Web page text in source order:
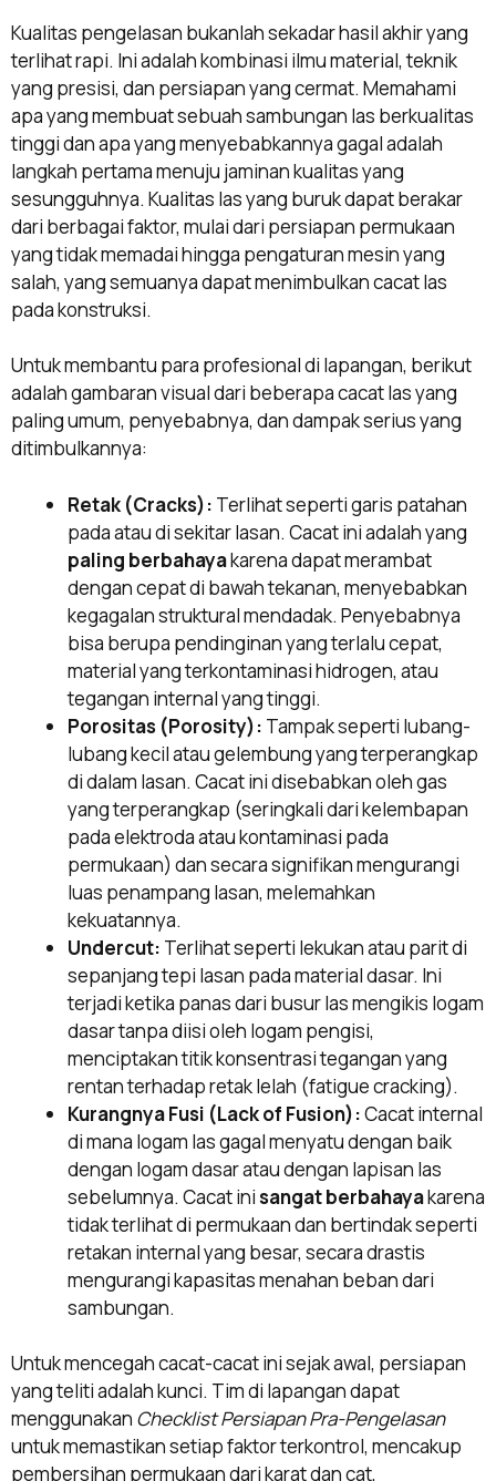
Kualitas pengelasan bukanlah sekadar hasil akhir yang
terlihat rapi. Ini adalah kombinasi ilmu material, teknik
yang presisi, dan persiapan yang cermat. Memahami
apa yang membuat sebuah sambungan las berkualitas
tinggi dan apa yang menyebabkannya gagal adalah
langkah pertama menuju jaminan kualitas yang
sesungguhnya. Kualitas las yang buruk dapat berakar
dari berbagai faktor, mulai dari persiapan permukaan
yang tidak memadai hingga pengaturan mesin yang
salah, yang semuanya dapat menimbulkan cacat las
pada konstruksi.
Untuk membantu para profesional di lapangan, berikut
adalah gambaran visual dari beberapa cacat las yang
paling umum, penyebabnya, dan dampak serius yang
ditimbulkannya:
Retak (Cracks): Terlihat seperti garis patahan
pada atau di sekitar lasan. Cacat ini adalah yang
paling berbahayakarena dapat merambat
dengan cepat di bawah tekanan, menyebabkan
kegagalan struktural mendadak. Penyebabnya
bisa berupa pendinginan yang terlalu cepat,
material yang terkontaminasi hidrogen, atau
tegangan internal yang tinggi.
Porositas (Porosity): Tampak seperti lubang-
lubang kecil atau gelembung yang terperangkap
di dalam lasan. Cacat ini disebabkan oleh gas
yang terperangkap (seringkali dari kelembapan
pada elektroda atau kontaminasi pada
permukaan) dan secara signifikan mengurangi
luas penampang lasan, melemahkan
kekuatannya.
Undercut: Terlihat seperti lekukan atau parit di
sepanjang tepi lasan pada material dasar. Ini
terjadi ketika panas dari busur las mengikis logam
dasar tanpa diisi oleh logam pengisi,
menciptakan titik konsentrasi tegangan yang
rentan terhadap retak lelah (fatigue cracking).
Kurangnya Fusi (Lack of Fusion):Cacat internal
di mana logam las gagal menyatu dengan baik
dengan logam dasar atau dengan lapisan las
sebelumnya. Cacat inisangat berbahayakarena
tidak terlihat di permukaan dan bertindak seperti
retakan internal yang besar, secara drastis
mengurangi kapasitas menahan beban dari
sambungan.
Untuk mencegah cacat-cacat ini sejak awal, persiapan
yang teliti adalah kunci. Tim di lapangan dapat
menggunakan Checklist Persiapan Pra-Pengelasan
untuk memastikan setiap faktor terkontrol, mencakup
pembersihan permukaan dari karat dan cat,